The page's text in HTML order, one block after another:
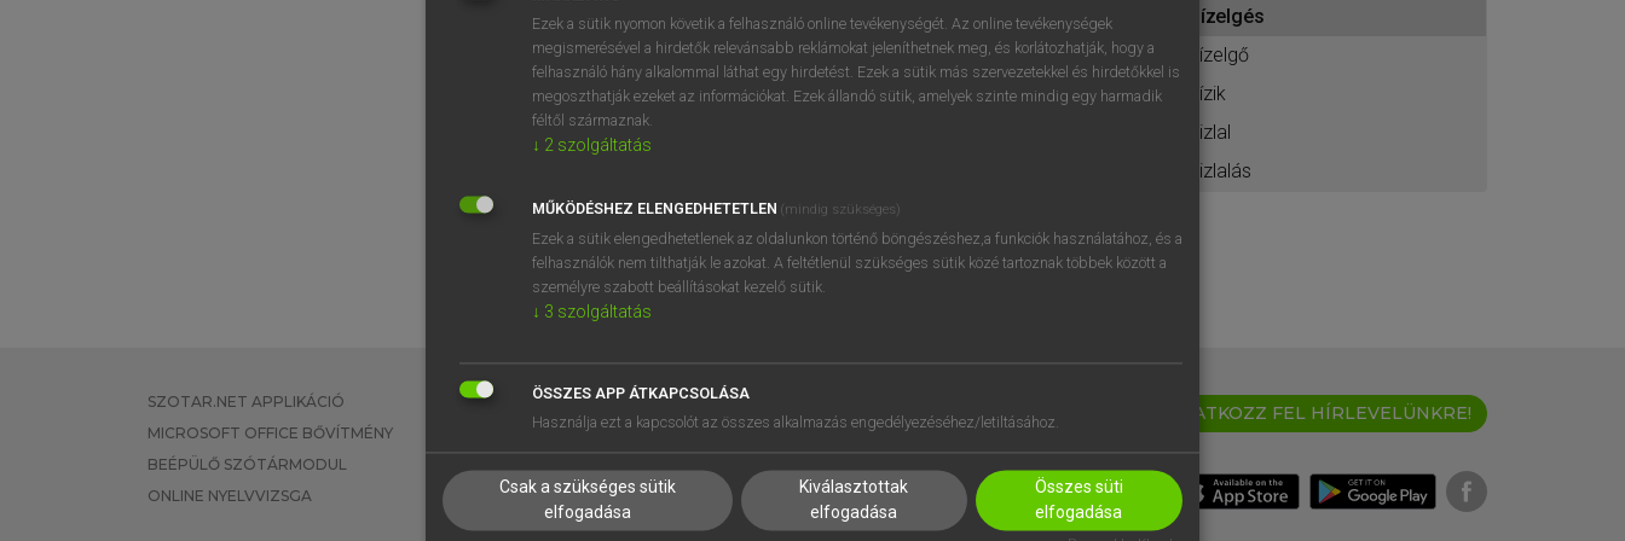
BELÉPÉS
próbaverziójának elindításához
regisztrálok ésbelépek.
REGISZTRÁCIÓ
hízelgés
hízelgő
hízik
hizlal
hizlalás
SZOTAR.NET APPLIKÁCIÓ
MICROSOFT OFFICE BŐVÍTMÉNY
BEÉPÜLŐ SZÓTÁRMODUL
ONLINE NYELVVIZSGA
EGYÉNI FELHASZNÁLÓKNAK
TANULÓKNAK
VÁLLALATI MEGOLDÁSOK
SÚGÓ
RÓLUNK
SÜTI BEÁLLÍTÁSOK
IRATKOZZ FEL HÍRLEVELÜNKRE!
Ezek a sütik nyomon követik a felhasználó online tevékenységét. Az online tevékenységek
megismerésével a hirdetők relevánsabb reklámokat jeleníthetnek meg, és korlátozhatják, hogy a
felhasználó hány alkalommal láthat egy hirdetést. Ezek a sütik más szervezetekkel és hirdetőkkel is
megoszthatják ezeket az információkat. Ezek állandó sütik, amelyek szinte mindig egy harmadik
féltől származnak.
↓ 2 szolgáltatás
MŰKÖDÉSHEZ ELENGEDHETETLEN (mindig szükséges)
Ezek a sütik elengedhetetlenek az oldalunkon történő böngészéshez,a funkciók használatához, és a
felhasználók nem tilthatják le azokat. A feltétlenül szükséges sütik közé tartoznak többek között a
személyre szabott beállításokat kezelő sütik.
↓ 3 szolgáltatás
ÖSSZES APP ÁTKAPCSOLÁSA
Használja ezt a kapcsolót az összes alkalmazás engedélyezéséhez/letiltásához.
Csak a szükséges sütik
elfogadása
Kiválasztottak
elfogadása
Összes süti
elfogadása